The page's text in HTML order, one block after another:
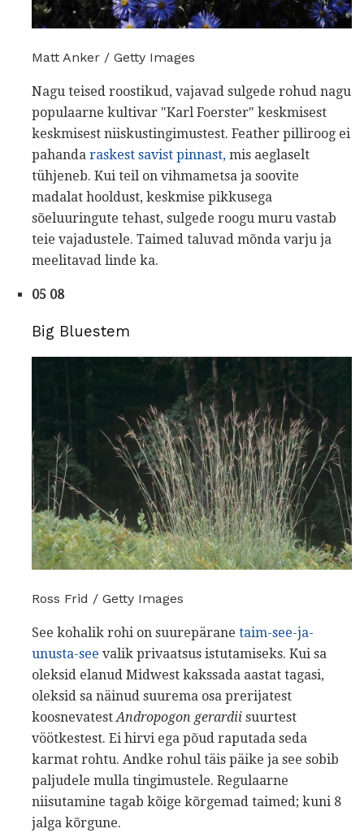
Matt Anker / Getty Images
Nagu teised roostikud, vajavad sulgede rohud nagu
populaarne kultivar "Karl Foerster" keskmisest
keskmisest niiskustingimustest. Feather pilliroog ei
pahanda raskest savist pinnast, mis aeglaselt
tühjeneb. Kui teil on vihmametsa ja soovite
madalat hooldust, keskmise pikkusega
sõeluuringute tehast, sulgede roogu muru vastab
teie vajadustele. Taimed taluvad mõnda varju ja
meelitavad linde ka.
05 08
Big Bluestem
Ross Frid / Getty Images
See kohalik rohi on suurepärane taim-see-ja-
unusta-see valik privaatsus istutamiseks. Kui sa
oleksid elanud Midwest kakssada aastat tagasi,
oleksid sa näinud suurema osa prerijatest
koosnevatestAndropogon gerardii suurtest
vöötkestest. Ei hirvi ega põud raputada seda
karmat rohtu. Andke rohul täis päike ja see sobib
paljudele mulla tingimustele. Regulaarne
niisutamine tagab kõige kõrgemad taimed; kuni 8
jalga kõrgune.